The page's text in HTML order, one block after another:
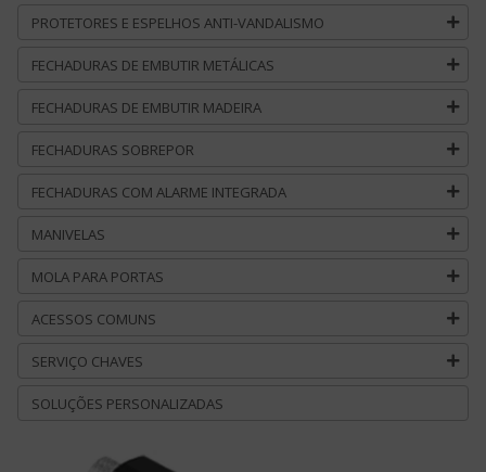
PROTETORES E ESPELHOS ANTI-VANDALISMO
FECHADURAS DE EMBUTIR METÁLICAS
FECHADURAS DE EMBUTIR MADEIRA
FECHADURAS SOBREPOR
FECHADURAS COM ALARME INTEGRADA
MANIVELAS
MOLA PARA PORTAS
ACESSOS COMUNS
SERVIÇO CHAVES
SOLUÇÕES PERSONALIZADAS